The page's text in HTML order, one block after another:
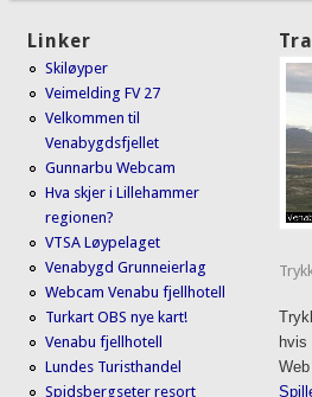
Linker
Skiløyper
Veimelding FV 27
Velkommen til
Venabygdsfjellet
Gunnarbu Webcam
Hva skjer i Lillehammer
regionen?
VTSA Løypelaget
Venabygd Grunneierlag
Webcam Venabu fjellhotell
Turkart OBS nye kart!
Venabu fjellhotell
Lundes Turisthandel
Spidsbergseter resort
hvis